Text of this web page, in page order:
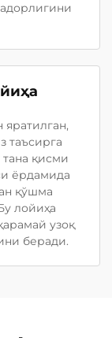
таъсирга
қисми
ёрдамида
қўшма
лойиҳа
узоқ
беради.